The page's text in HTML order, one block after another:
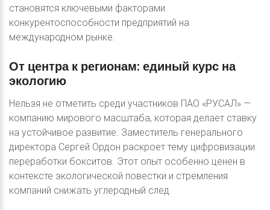
становятся ключевыми факторами
конкурентоспособности предприятий на
международном рынке.
От центра к регионам: единый курс на
экологию
Нельзя не отметить среди участников ПАО «РУСАЛ» —
компанию мирового масштаба, которая делает ставку
на устойчивое развитие. Заместитель генерального
директора Сергей Ордон раскроет тему цифровизации
переработки бокситов. Этот опыт особенно ценен в
контексте экологической повестки и стремления
компаний снижать углеродный след.